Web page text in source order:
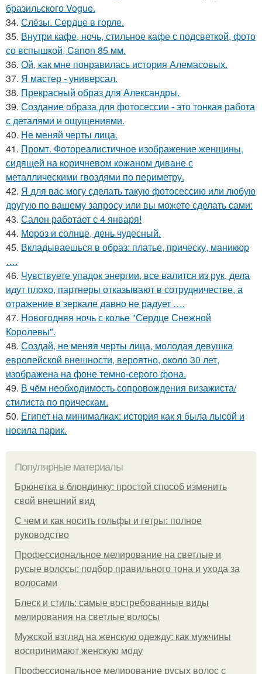
бразильского Vogue.
34. Слёзы. Сердце в горле.
35. Внутри кафе, ночь, стильное кафе с подсветкой, фото
со вспышкой, Canon 85 мм.
36. Ой, как мне понравилась история Алемасовых.
37. Я мастер - универсал.
38. Прекрасный образ для Александры.
39. Создание образа для фотосессии - это тонкая работа
с деталями и ощущениями.
40. Не меняй черты лица.
41. Промт. Фотореалистичное изображение женщины,
сидящей на коричневом кожаном диване с
металлическими гвоздями по периметру.
42. Я для вас могу сделать такую фотосессию или любую
другую по вашему запросу или вы можете сделать сами:
43. Салон работает с 4 января!
44. Мороз и солнце, день чудесный.
45. Вкладываешься в образ: платье, прическу, маникюр
….
46. Чувствуете упадок энергии, все валится из рук, дела
идут плохо, партнеры отказывают в сотрудничестве, а
отражение в зеркале давно не радует ….
47. Новогодняя ночь с колье "Сердце Снежной
Королевы".
48. Создай, не меняя черты лица, молодая девушка
европейской внешности, вероятно, около 30 лет,
изображена на фоне темно-серого фона.
49. В чём необходимость сопровождения визажиста/
стилиста по прическам.
50. Египет на минималках: история как я была лысой и
носила парик.
Популярные материалы
Брюнетка в блондинку: простой способ изменить
свой внешний вид
С чем и как носить гольфы и гетры: полное
руководство
Профессиональное мелирование на светлые и
русые волосы: подбор правильного тона и ухода за
волосами
Блеск и стиль: самые востребованные виды
мелирования на светлые волосы
Мужской взгляд на женскую одежду: как мужчины
воспринимают женскую моду
Профессиональное мелирование русых волос с